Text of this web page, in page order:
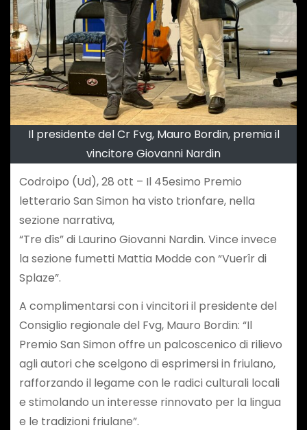
Il presidente del Cr Fvg, Mauro Bordin, premia il
vincitore Giovanni Nardin
Codroipo (Ud), 28 ott – Il 45esimo Premio
letterario San Simon ha visto trionfare, nella
sezione narrativa,
“Tre dîs” di Laurino Giovanni Nardin. Vince invece
la sezione fumetti Mattia Modde con “Vuerîr di
Splaze”.
A complimentarsi con i vincitori il presidente del
Consiglio regionale del Fvg, Mauro Bordin: “Il
Premio San Simon offre un palcoscenico di rilievo
agli autori che scelgono di esprimersi in friulano,
rafforzando il legame con le radici culturali locali
e stimolando un interesse rinnovato per la lingua
e le tradizioni friulane”.